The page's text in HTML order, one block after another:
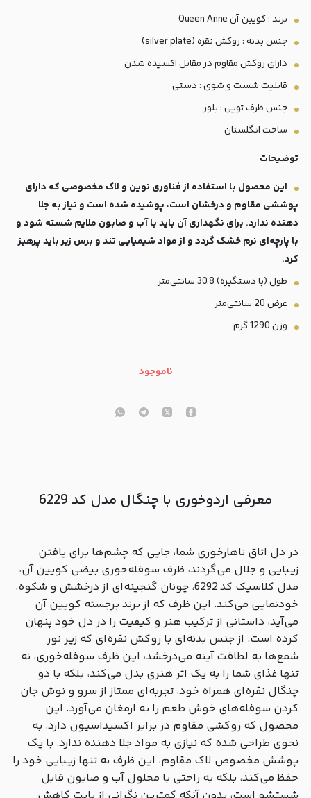
برند : کویین آن Queen Anne
جنس بدنه : روکش نقره (silver plate)
دارای روکش مقاوم در مقابل اکسیده شدن
قابلیت شست و شوی : دستی
جنس ظرف تویی : بلور
ساخت انگلستان
توضیحات
این محصول با استفاده از فناوری نوین و لاک مخصوصی که دارای
پوششی مقاوم و درخشان است، پوشیده شده است و نیاز به جلا
دهنده ندارد. برای نگهداری آن باید با آب و صابون ملایم شسته شود و
با پارچه‌ای نرم خشک گردد و از مواد شیمیایی تند و برس زبر باید پرهیز
کرد.
طول (با دستگیره) 30.8 سانتی‌متر
عرض 20 سانتی‌متر
وزن 1290 گرم
ناموجود
معرفی اردو‌خوری با چنگال مدل کد 6229
در دل اتاق ناهارخوری شما، جایی که چشم‌ها برای یافتن
زیبایی و جلال می‌گردند، ظرف سوفله‌خوری بیضی کویین آن،
مدل کلاسیک کد 6292، چونان گنجینه‌ای از درخشش و شکوه،
خودنمایی می‌کند. این ظرف که از برند برجسته کویین آن
می‌آید، داستانی از ترکیب هنر و کیفیت را در دل خود پنهان
کرده است. از جنس بدنه‌ای با روکش نقره‌ای که زیر نور
شمع‌ها به لطافت آینه می‌درخشد، این ظرف سوفله‌خوری، نه
تنها غذای شما را به یک اثر هنری بدل می‌کند، بلکه با دو
چنگال نقره‌ای همراه خود، تجربه‌ای ممتاز از سرو و نوش جان
کردن سوفله‌های خوش طعم را به ارمغان می‌آورد. این
محصول که روکشی مقاوم در برابر اکسیداسیون دارد، به
نحوی طراحی شده که نیازی به مواد جلا دهنده ندارد. با یک
پوشش مخصوص لاک مقاوم، این ظرف نه تنها زیبایی خود را
حفظ می‌کند، بلکه به راحتی با محلول آب و صابون قابل